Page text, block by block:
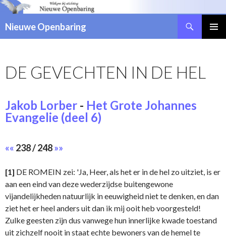
Nieuwe Openbaring
SPRINGEN
DE GEVECHTEN IN DE HEL
Jakob Lorber - Het Grote Johannes
Evangelie (deel 6)
«« 238 / 248»»
[1] DE ROMEIN zei: 'Ja, Heer, als het er in de hel zo uitziet, is er
aan een eind van deze wederzijdse buitengewone
vijandelijkheden natuurlijk in eeuwigheid niet te denken, en dan
ziet het er heel anders uit dan ik mij ooit heb voorgesteld!
Zulke geesten zijn dus vanwege hun innerlijke kwade toestand
uit zichzelf nooit in staat echte bewoners van de hemel te